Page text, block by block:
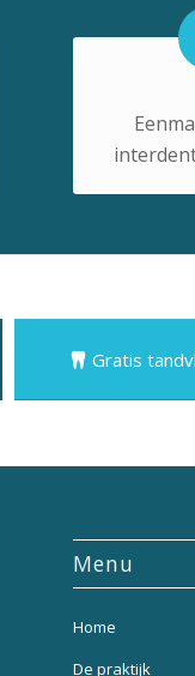
Gratis
Menu
Home
De praktijk